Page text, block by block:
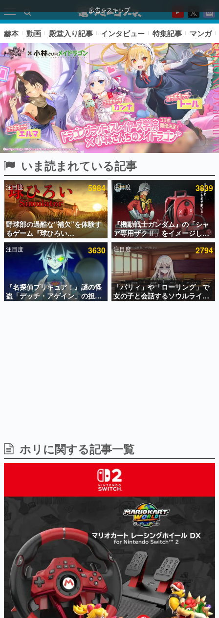
広告をスキップ
ピックアップ
電ファミのいま読まれている記事ランキング
アプリセール情報
インタビュー
連載・特集一覧
殿堂入り記事
SNS拡散数が数千以上！ ページビュー数万以上！ などな
ど。多くの人々に読まれた、電ファミ渾身の“殿堂入り”記
事をまとめました。
日本のコンテンツ産業やカルチャーに与えた影響を探る企
画です。
日本モバイルゲーム産業史
日本のモバイルゲーム史における主要なトピック・タイト
ルを網羅するほか、開発者へのインタビューや識者による
解説を掲載。約20年の歴史が一望できる決定版！
若ゲのいたり〜ゲームクリエイターの青春〜
『うつヌケ』『ペンと箸』等で知られるマンガ家・田中圭
一先生によるゲーム業界レポートマンガです。
なんでゲームは面白い？
ゲーム開発者・hamatsu氏がゲームの魅力を画面や操作の
具体的な形から解き明かしていく、硬派で骨太な評論連載
です。
ゲームが変えた日本語
「経験値」「裏技」「ラスボス」… ゲームにまつわる言葉
の起源や用法の変遷を、コンピューター文化史研究家・タ
イニーP氏が徹底調査。
赫本 動画 殿堂入り記事 インタビュー 特集記事 マンガ
いま読まれている記事
注目度 5984
野球部の過酷な“補欠”を体験す
るゲーム『球ひろい
Simulator』が「1件」のウィッ
シュリストをもとにチェコ語に
対応しSNSで話題に。『キング
ダム・カム』開発元やチェコの
プロ野球選手から称賛の声
注目度 3839
『機動戦士ガンダム』の「シャ
ア専用ザクⅡ」をイメージした
散水ホースリールが予約開始。
本体にはシャアのパーソナルマ
ークやジオン公国軍のエンブレ
ム、型式番号などを配置
注目度 3630
『名探偵プリキュア！』謎の怪
盗「デッチ・アゲイン」の担当
キャストは天﨑滉平さんと判
注目度 2794
「パリィ」や「ローリング」で
女の子と会話するソウルライク
恋愛ゲーム『小早川さんはソウ
ホリに関する記事一覧